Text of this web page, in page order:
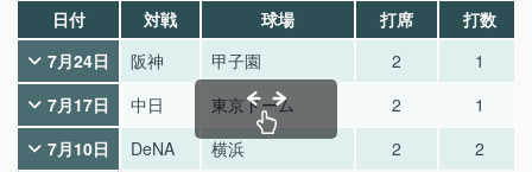
日付 対戦 球場 打席
打数
7月24日
阪神 甲子園 2
1
7月17日
中日 東京ドーム 2
1
7月10日
DeNA 横浜 2
2